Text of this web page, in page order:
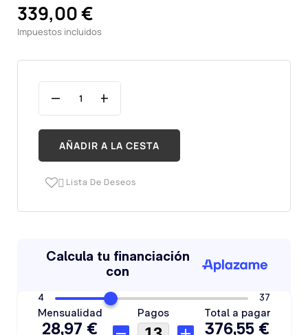
339,00 €
Impuestos incluidos
AÑADIR A LA CESTA
 Lista De Deseos